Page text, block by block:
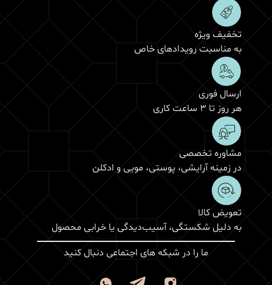
تخفیف ویژه
به مناسبت رویدادهای خاص
ارسال فوری
هر روز تا 3 ساعت کاری
مشاوره تخصصی
در زمینه آرایشی، پوستی، مویی و ادکلن
تعویض کالا
به دلیل شکستگی، آسیب‌دیدگی یا خرابی محصول
ما را در شبکه های اجتماعی دنبال کنید